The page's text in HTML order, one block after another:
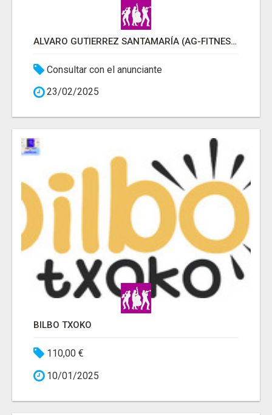
ALVARO GUTIERREZ SANTAMARÍA (AG-FITNESS)
Consultar con el anunciante
23/02/2025
BILBO TXOKO
110,00 €
10/01/2025